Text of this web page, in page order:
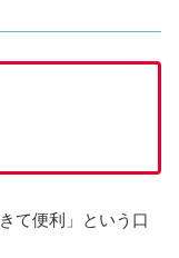
て便利」という口